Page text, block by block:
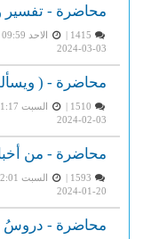
محاضرة - تفسير
الاحد AM 09:59
2024-03-03
محاضرة - (
السبت PM 11:17
2024-02-03
محاضرة - من
السبت PM 12:01
2024-01-20
محاضرة - دروسُ